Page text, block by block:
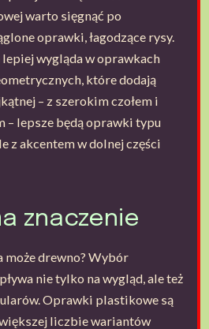
warto sięgnąć po
oprawki, łagodzące rysy.
wygląda w oprawkach
które dodają
– z szerokim czołem i
lepsze będą oprawki typu
z akcentem w dolnej części
znaczenie
może drewno? Wybór
nie tylko na wygląd, ale też
Oprawki plastikowe są
liczbie wariantów